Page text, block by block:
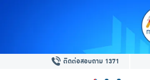
ติดต่อสอบถาม 1371